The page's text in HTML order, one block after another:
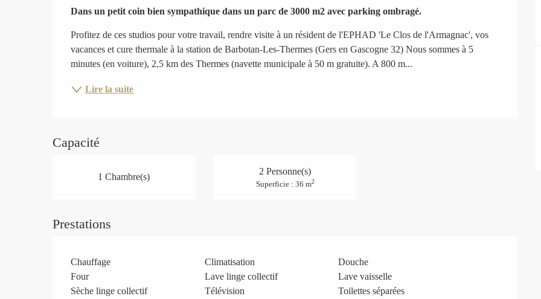
Dans un petit coin bien sympathique dans un parc de 3000 m2 avec parking ombragé.
Profitez de ces studios pour votre travail, rendre visite à un résident de l'EPHAD 'Le Clos de l'Armagnac', vos
vacances et cure thermale à la station de Barbotan-Les-Thermes (Gers en Gascogne 32) Nous sommes à 5
minutes (en voiture), 2,5 km des Thermes (navette municipale à 50 m gratuite). A 800 m...
Lire la suite
Capacité
1 Chambre(s)
2 Personne(s)
Superficie : 36 m2
Prestations
Chauffage Climatisation
Douche
Four
Lave linge collectif
Lave vaisselle
Sèche linge collectif
Télévision
Toilettes séparées